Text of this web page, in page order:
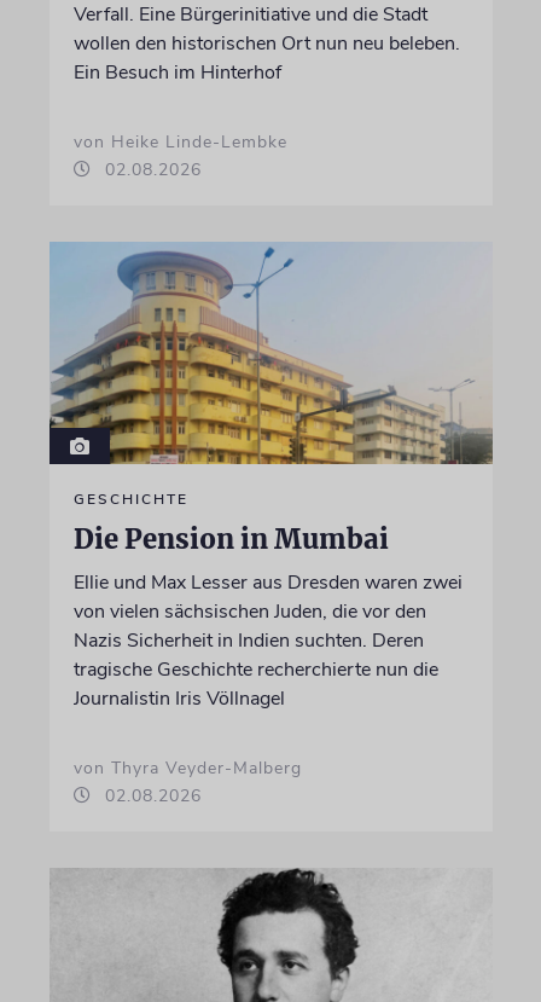
Verfall. Eine Bürgerinitiative und die Stadt
wollen den historischen Ort nun neu beleben.
Ein Besuch im Hinterhof
von Heike Linde-Lembke
02.08.2026
GESCHICHTE
Die Pension in Mumbai
Ellie und Max Lesser aus Dresden waren zwei
von vielen sächsischen Juden, die vor den
Nazis Sicherheit in Indien suchten. Deren
tragische Geschichte recherchierte nun die
Journalistin Iris Völlnagel
von Thyra Veyder-Malberg
02.08.2026